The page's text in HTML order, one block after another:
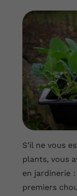
S’il ne vous
plants, vous
en jardinerie
premiers